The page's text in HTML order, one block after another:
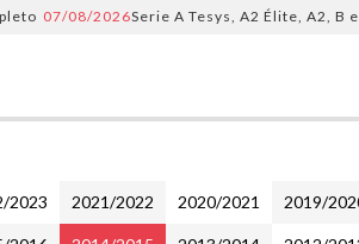
08/2026Serie A Tesys, A2 Élite, A2, B e B
2023 2021/2022 2020/2021 2019/